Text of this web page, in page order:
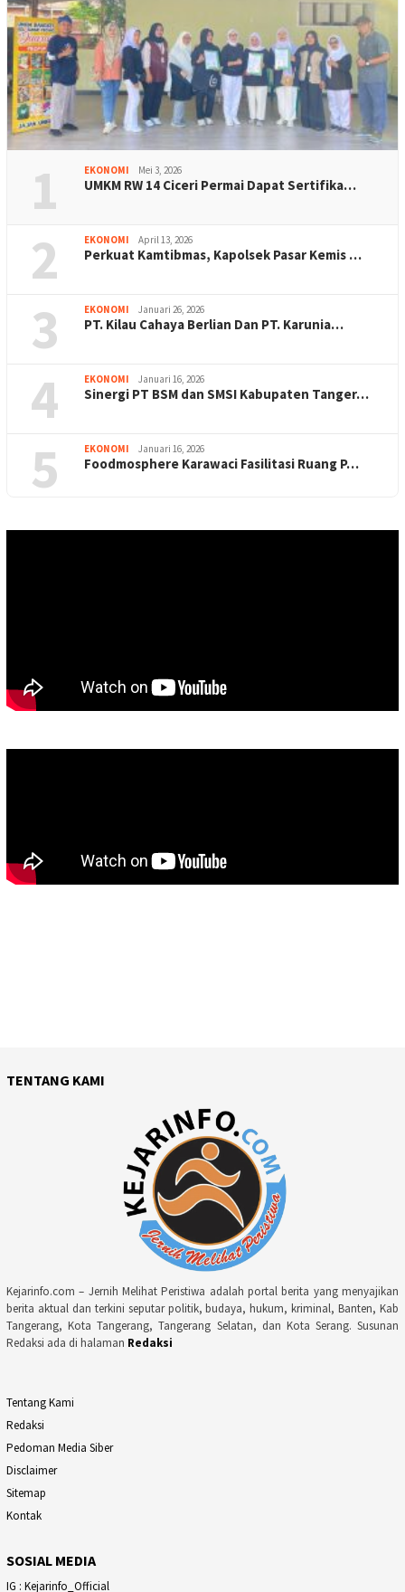
1 EKONOMI Mei 3, 2026
UMKM RW 14 Ciceri Permai Dapat Sertifika…
2 EKONOMI April 13, 2026
Perkuat Kamtibmas, Kapolsek Pasar Kemis …
3 EKONOMI Januari 26, 2026
PT. Kilau Cahaya Berlian Dan PT. Karunia…
4 EKONOMI Januari 16, 2026
Sinergi PT BSM dan SMSI Kabupaten Tanger…
5 EKONOMI Januari 16, 2026
Foodmosphere Karawaci Fasilitasi Ruang P…
TENTANG KAMI
Kejarinfo.com – Jernih Melihat Peristiwa adalah portal berita yang menyajikan
berita aktual dan terkini seputar politik, budaya, hukum, kriminal, Banten, Kab
Tangerang, Kota Tangerang, Tangerang Selatan, dan Kota Serang. Susunan
Redaksi ada di halaman Redaksi
Tentang Kami
Redaksi
Pedoman Media Siber
Disclaimer
Sitemap
Kontak
SOSIAL MEDIA
IG : Kejarinfo_Official